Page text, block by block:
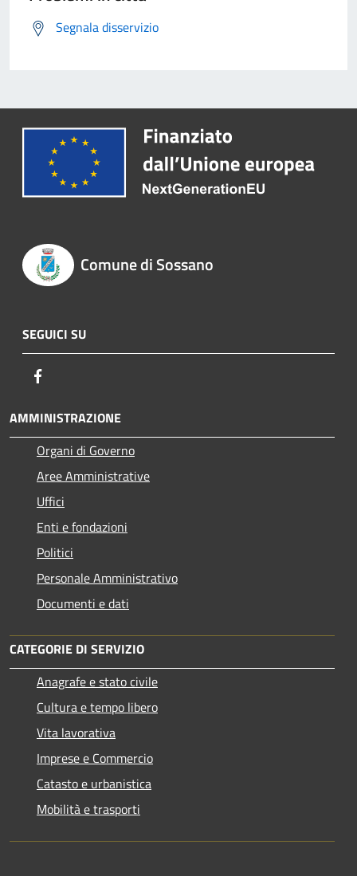
Segnala disservizio
Comune di Sossano
SEGUICI SU
AMMINISTRAZIONE
Organi di Governo
Aree Amministrative
Uffici
Enti e fondazioni
Politici
Personale Amministrativo
Documenti e dati
CATEGORIE DI SERVIZIO
Anagrafe e stato civile
Cultura e tempo libero
Vita lavorativa
Imprese e Commercio
Catasto e urbanistica
Mobilità e trasporti